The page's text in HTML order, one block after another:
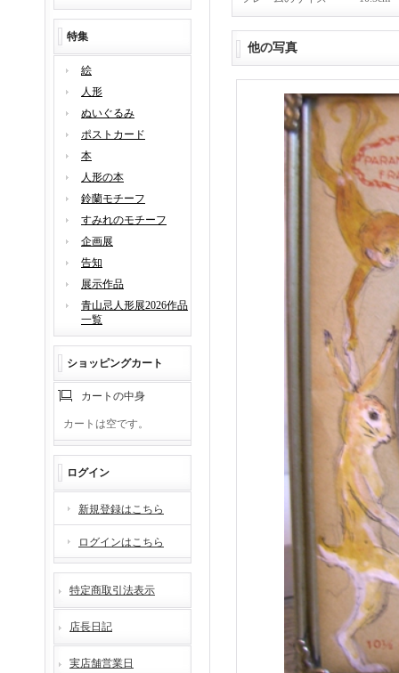
特集
絵
人形
ぬいぐるみ
ポストカード
本
人形の本
鈴蘭モチーフ
すみれのモチーフ
企画展
告知
展示作品
青山忌人形展2026作品
一覧
ショッピングカート
カートの中身
カートは空です。
ログイン
新規登録はこちら
ログインはこちら
特定商取引法表示
店長日記
実店舗営業日
他の写真